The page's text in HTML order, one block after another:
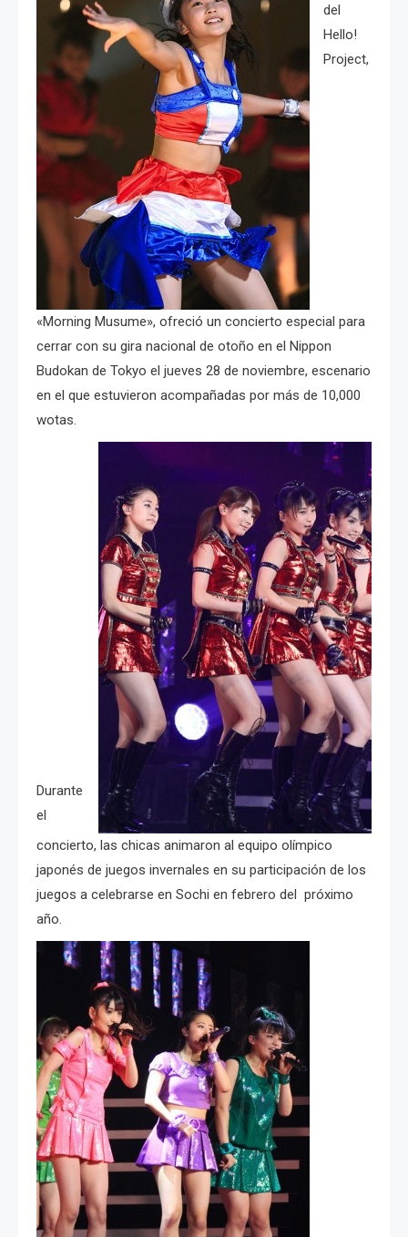
del
Hello!
Project,
«Morning Musume», ofreció un concierto especial para
cerrar con su gira nacional de otoño en el Nippon
Budokan de Tokyo el jueves 28 de noviembre, escenario
en el que estuvieron acompañadas por más de 10,000
wotas.
Durante
el
concierto, las chicas animaron al equipo olímpico
japonés de juegos invernales en su participación de los
juegos a celebrarse en Sochi en febrero del próximo
año.